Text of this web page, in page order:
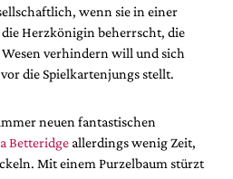
wenn sie in einer
Herzkönigin beherrscht, die
verhindern will und sich
die Spielkartenjungs stellt.
neuen fantastischen
Betteridge allerdings wenig Zeit,
Mit einem Purzelbaum stürzt